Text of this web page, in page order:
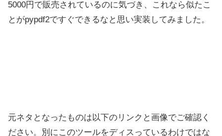
5000円で販売されているのに気づき、これなら似たこ
とがpypdf2ですぐできるなと思い実装してみました。
元ネタとなったものは以下のリンクと画像でご確認く
ださい。別にこのツールをディスっているわけではな